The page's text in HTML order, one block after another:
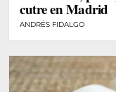
cutre en Madrid
ANDRÉS FIDALGO